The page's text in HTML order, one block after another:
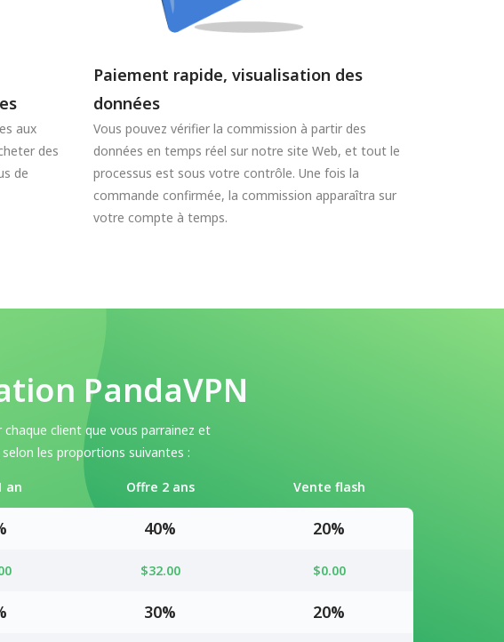
aux
des
de
Paiement rapide, visualisation des
données
Vous pouvez vérifier la commission à partir des
données en temps réel sur notre site Web, et tout le
processus est sous votre contrôle. Une fois la
commande confirmée, la commission apparaîtra sur
votre compte à temps.
PandaVPN
client que vous parrainez et
les proportions suivantes :
an Offre 2 ans Vente flash
40% 20%
$32.00 $0.00
30% 20%